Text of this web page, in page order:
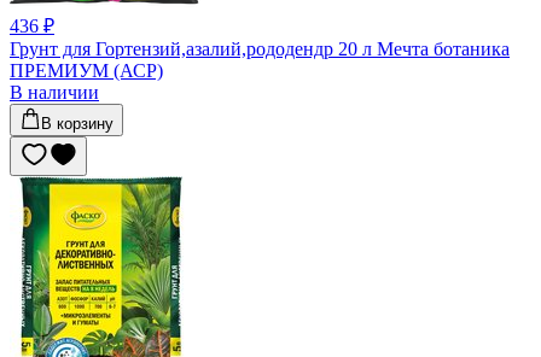
436 ₽
Грунт для Гортензий,азалий,рододендр 20 л Мечта ботаника
ПРЕМИУМ (АСР)
В наличии
В корзину